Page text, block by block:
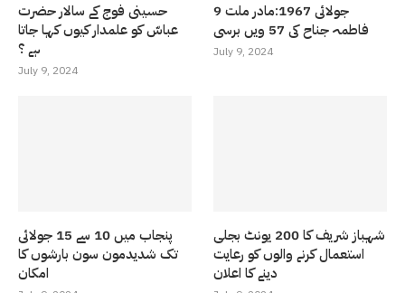
حسینی فوج کے سالار حضرت
عباسّ کو علمدار کیوں کہا جاتا
ہے ؟
July 9, 2024
9 جولائی 1967:مادر ملت
فاطمہ جناح کی 57 ویں برسی
July 9, 2024
پنجاب میں 10 سے 15 جولائی
تک شدیدمون سون بارشوں کا
امکان
شہباز شریف کا 200 یونٹ بجلی
استعمال کرنے والوں کو رعایت
دینے کا اعلان